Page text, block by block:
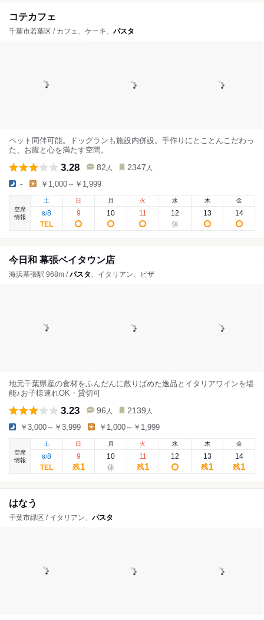
コテカフェ
千葉市若葉区 / カフェ、ケーキ、 パスタ
ペット同伴可能。ドッグランも施設内併設。手作りにとことんこだわっ
た、お腹と心を満たす空間。
3.28 82 人 2347 人
- ￥1,000～￥1,999
空席
情報
土
8/8
日
9
月
10
火
11
水
12
木
13
金
14
今日和 幕張ベイタウン店
海浜幕張駅 968m /パスタ、イタリアン、ピザ
地元千葉県産の食材をふんだんに散りばめた逸品とイタリアワインを堪
能♪お子様連れOK・貸切可
3.23 96 人 2139 人
￥3,000～￥3,999 ￥1,000～￥1,999
空席
情報
土
8/8
日
9
残1
月
10
火
11
残1
水
12
木
13
残1
金
14
残1
はなう
千葉市緑区 / イタリアン、 パスタ